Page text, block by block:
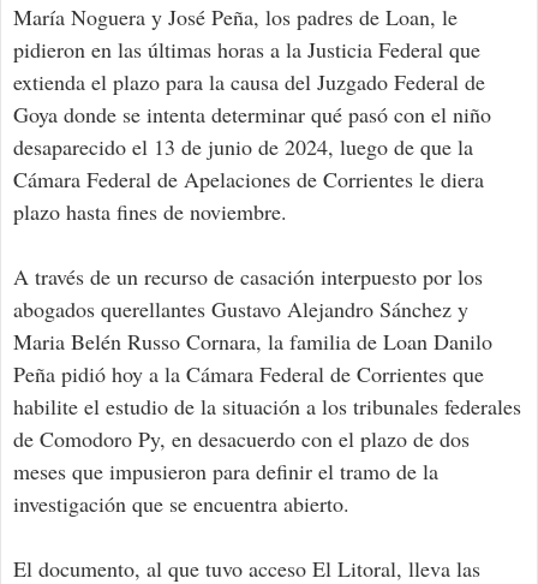
María Noguera y José Peña, los padres de Loan, le
pidieron en las últimas horas a la Justicia Federal que
extienda el plazo para la causa del Juzgado Federal de
Goya donde se intenta determinar qué pasó con el niño
desaparecido el 13 de junio de 2024, luego de que la
Cámara Federal de Apelaciones de Corrientes le diera
plazo hasta fines de noviembre.
A través de un recurso de casación interpuesto por los
abogados querellantes Gustavo Alejandro Sánchez y
Maria Belén Russo Cornara, la familia de Loan Danilo
Peña pidió hoy a la Cámara Federal de Corrientes que
habilite el estudio de la situación a los tribunales federales
de Comodoro Py, en desacuerdo con el plazo de dos
meses que impusieron para definir el tramo de la
investigación que se encuentra abierto.
El documento, al que tuvo acceso El Litoral, lleva las